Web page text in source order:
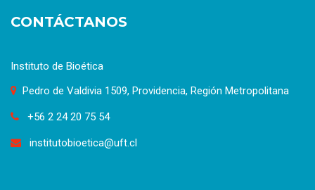
CONTÁCTANOS
Instituto de Bioética
Pedro de Valdivia 1509, Providencia, Región Metropolitana
+56 2 24 20 75 54
institutobioetica@uft.cl